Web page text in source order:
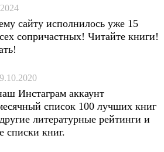
сайту исполнилось уже 15
сопричастных! Читайте книги!
Инстаграм аккаунт
список 100 лучших книг
литературные рейтинги и
списки книг.